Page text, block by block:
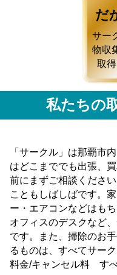
だ
サー
物収
取
私たちの
「サークル」は那覇市
はどこまででも出張、
前にまずご相談くださ
こともしばしばです。
ー・エアコンなどはも
オフィスのデスクなど
です。また、掃除のお
るものは、すべてサー
料金/キャンセル料 すべ